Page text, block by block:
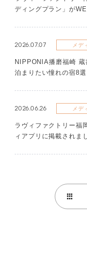
ディングプラン」が
2026.07.07 メデ
NIPPONIA播磨福崎
泊まりたい憧れの宿8
2026.06.26 メデ
ラヴィファクトリー福
ィアプリに掲載されま